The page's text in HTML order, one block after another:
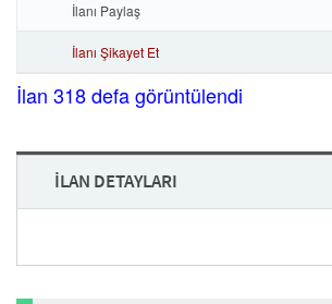
İlanı Paylaş
İlanı Şikayet Et
İlan 318 defa görüntülendi
İLAN DETAYLARI